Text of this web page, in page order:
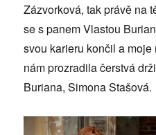
Zázvorková, tak právě na
se s panem Vlastou
svou karieru končil a
nám prozradila čerstvá
Buriana, Simona Stašová.